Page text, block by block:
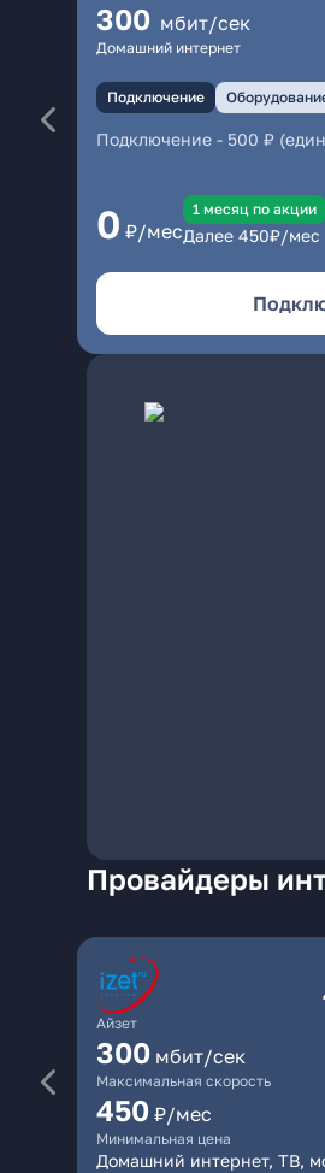
300 мбит/сек
Домашний интернет
Подключение
Подключение - 500 ₽
0 ₽/мес
1 месяц по акции
Далее 450₽/мес
Провайдеры
Айзет
300 мбит/сек
Максимальная скорость
450 ₽/мес
Минимальная цена
Домашний интернет, ТВ,